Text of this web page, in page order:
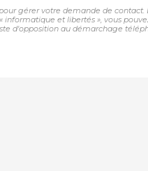
gérer votre demande de
et libertés », vous
d'opposition au démarchage